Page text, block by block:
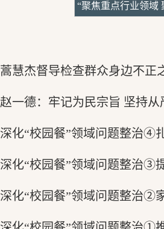
“聚焦重点行业领域
蒿慧杰督导检查群众身边不正
赵一德：牢记为民宗旨 坚持
深化“校园餐”领域问题整治④
深化“校园餐”领域问题整治③
深化“校园餐”领域问题整治②